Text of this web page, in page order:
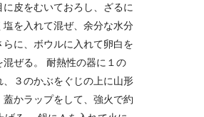
に皮をむいておろし、ざるに
塩を入れて混ぜ、余分な水分
らに、ボウルに入れて卵白を
混ぜる。 耐熱性の器に１の
、３のかぶをぐじの上に山形
蓋かラップをして、強火で約